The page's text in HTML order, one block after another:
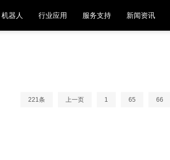
机器人 行业应用 服务支持 新闻资讯
221条 上一页 1 65 66